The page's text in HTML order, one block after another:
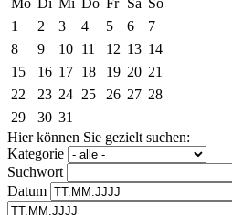
Mo Di Mi Do Fr Sa So
1
2 3 4 5 6
7
8
9 10 11 12 13 14
15
16 17 18 19 20 21
22
23 24 25 26 27 28
29
30 31
Hier können Sie gezielt suchen:
Kategorie
Suchwort
Datum